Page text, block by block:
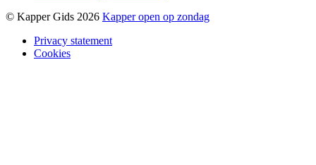
© Kapper Gids 2026 Kapper open op zondag
Privacy statement
Cookies